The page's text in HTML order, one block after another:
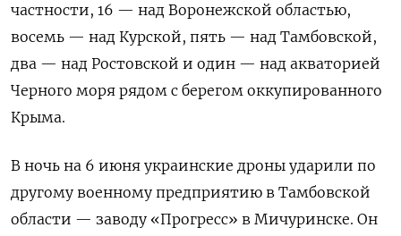
частности, 16 — над Воронежской областью,
восемь — над Курской, пять — над Тамбовской,
два — над Ростовской и один — над акваторией
Черного моря рядом с берегом оккупированного
Крыма.
В ночь на 6 июня украинские дроны ударили по
другому военному предприятию в Тамбовской
области — заводу «Прогресс» в Мичуринске. Он